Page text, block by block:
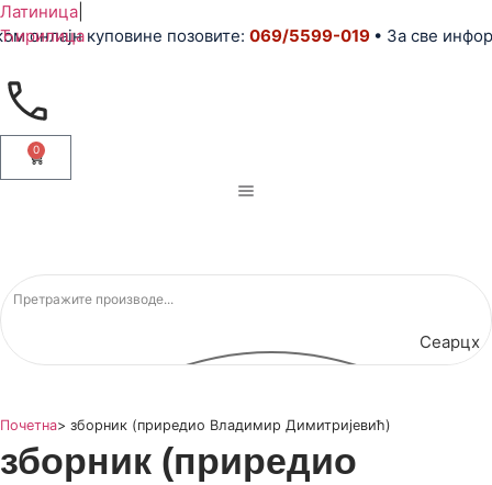
Латиница
Ћирилицакуповине позовите:069/5599-019• За све
0
Сеарцх
Почетна> зборник (приредио Владимир Димитријевић)
зборник (приредио